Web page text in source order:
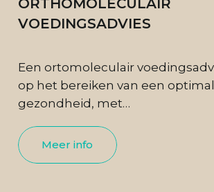
VOEDINGSADVIES
Een ortomoleculair
op het bereiken van een
gezondheid, met…
Meer info